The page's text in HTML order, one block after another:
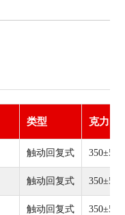
类型 克力
触动回复式
触动回复式
触动回复式